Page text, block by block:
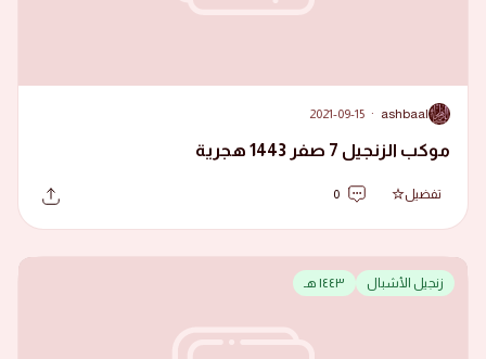
A
ashbaal
·
2021-09-15
موكب الزنجيل 7 صفر 1443 هجرية
تفضيل 0
زنجيل الأشبال ١٤٤٣ هـ